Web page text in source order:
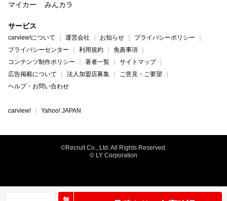
マイカー
みんカラ
サービス
carview!について 運営会社 お知らせ
プライバシーポリシー
プライバシーセンター
利用規約
免責事項
コンテンツ制作ポリシー
著者一覧
サイトマップ
広告掲載について
法人加盟店募集
ご意見・ご要望
ヘルプ・お問い合わせ
carview! Yahoo! JAPAN
©Recruit Co., Ltd. All Rights Reserved.
© LY Corporation